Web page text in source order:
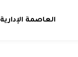
العاصمة الإدارية